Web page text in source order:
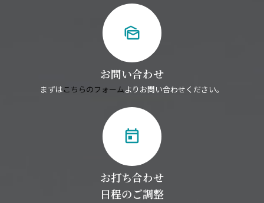
mark_as_unread
お問い合わせ
まずはこちらのフォームよりお問い合わせください。
today
お打ち合わせ
日程のご調整